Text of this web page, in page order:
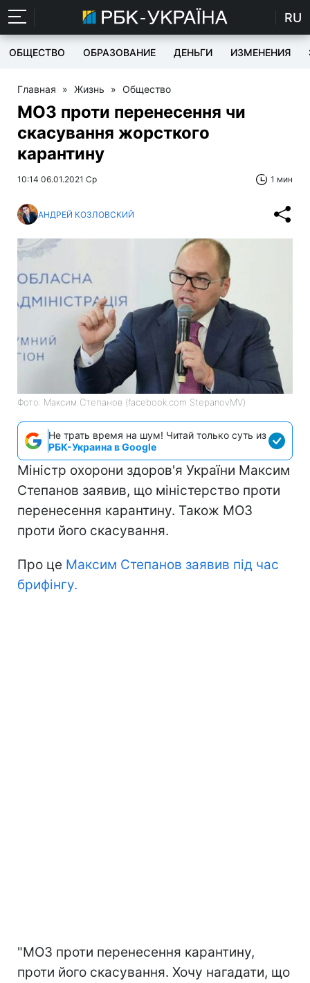
RU
ОБЩЕСТВО ОБРАЗОВАНИЕ ДЕНЬГИ ИЗМЕНЕНИЯ
Главная » Жизнь » Общество
МОЗ проти перенесення чи
скасування жорсткого
карантину
10:14 06.01.2021 Ср 1 мин
АНДРЕЙ КОЗЛОВСКИЙ
Фото: Максим Степанов (facebook.com StepanovMV)
Не трать время на шум! Читай только суть из
РБК-Украина в Google
Міністр охорони здоров'я України Максим
Степанов заявив, що міністерство проти
перенесення карантину. Також МОЗ
проти його скасування.
Про це Максим Степанов заявив під час
брифінгу.
"МОЗ проти перенесення карантину,
проти його скасування. Хочу нагадати, що